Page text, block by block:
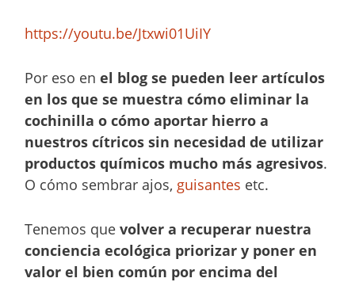
https://youtu.be/Jtxwi01UiIY
Por eso enel blog se pueden leer artículos
en los que se muestra cómo eliminar la
cochinilla o cómo aportar hierro a
nuestros cítricos sin necesidad de utilizar
productos químicos mucho más agresivos.
O cómo sembrar ajos, guisantes etc.
Tenemos quevolver a recuperar nuestra
conciencia ecológica priorizar y poner en
valor el bien común por encima del